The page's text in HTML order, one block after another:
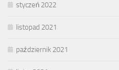
styczeń 2022
listopad 2021
październik 2021